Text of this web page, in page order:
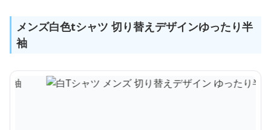
メンズ白色tシャツ 切り替えデザインゆったり半
袖